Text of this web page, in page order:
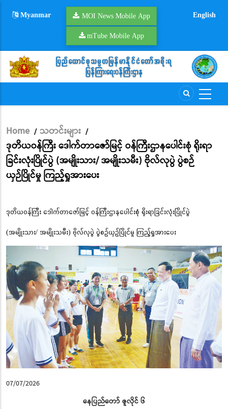
Myanmar MOI News Mobile App
mTube Mobile App
English
Breadcrumb
Home / သတင်းများ /
ဒုတိယဝန်ကြီး ဒေါက်တာဇော်မြင့် ဝန်ကြီးဌာနပေါင်းစုံ ရိုးရာ
ခြင်းလုံးပြိုင်ပွဲ (အမျိုးသား/ အမျိုးသမီး) ဗိုလ်လုပွဲ ပွဲစဉ်
ယှဉ်ပြိုင်မှု ကြည့်ရှုအားပေး
ဒုတိယဝန်ကြီး ဒေါက်တာဇော်မြင့် ဝန်ကြီးဌာနပေါင်းစုံ ရိုးရာခြင်းလုံးပြိုင်ပွဲ
(အမျိုးသား/ အမျိုးသမီး) ဗိုလ်လုပွဲ ပွဲစဉ်ယှဉ်ပြိုင်မှု ကြည့်ရှုအားပေး
07/07/2026
နေပြည်တော် ဇူလိုင် ၆